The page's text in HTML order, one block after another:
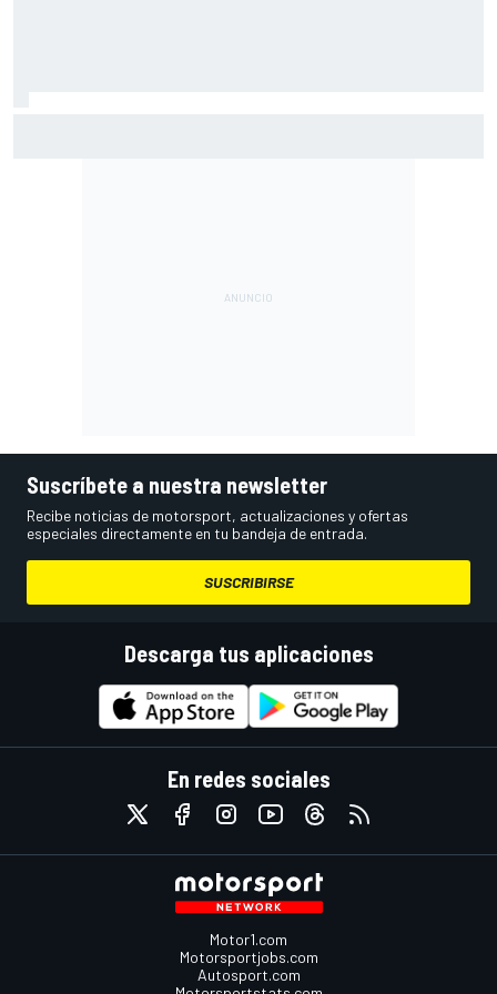
Suscríbete a nuestra newsletter
Recibe noticias de motorsport, actualizaciones y ofertas
especiales directamente en tu bandeja de entrada.
SUSCRIBIRSE
Descarga tus aplicaciones
En redes sociales
Motor1.com
Motorsportjobs.com
Autosport.com